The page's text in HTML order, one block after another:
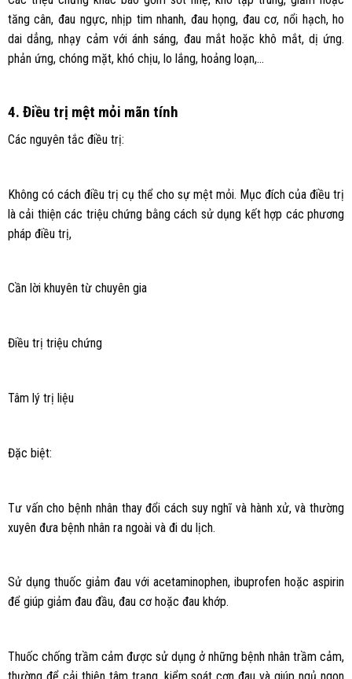
tăng cân, đau ngực, nhịp tim nhanh, đau họng, đau cơ, nổi hạch, ho
dai dẳng, nhạy cảm với ánh sáng, đau mắt hoặc khô mắt, dị ứng.
phản ứng, chóng mặt, khó chịu, lo lắng, hoảng loạn,…
4. Điều trị mệt mỏi mãn tính
Các nguyên tắc điều trị:
Không có cách điều trị cụ thể cho sự mệt mỏi. Mục đích của điều trị
là cải thiện các triệu chứng bằng cách sử dụng kết hợp các phương
pháp điều trị,
Cần lời khuyên từ chuyên gia
Điều trị triệu chứng
Tâm lý trị liệu
Đặc biệt:
Tư vấn cho bệnh nhân thay đổi cách suy nghĩ và hành xử, và thường
xuyên đưa bệnh nhân ra ngoài và đi du lịch.
Sử dụng thuốc giảm đau với acetaminophen, ibuprofen hoặc aspirin
để giúp giảm đau đầu, đau cơ hoặc đau khớp.
Thuốc chống trầm cảm được sử dụng ở những bệnh nhân trầm cảm,